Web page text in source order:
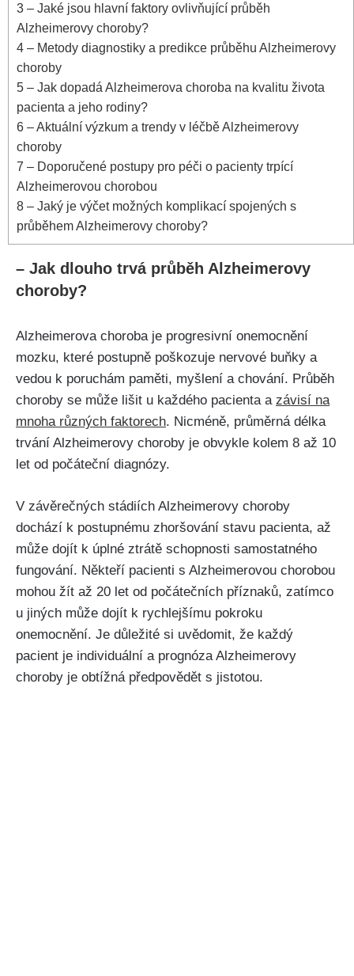
3 – Jaké jsou hlavní faktory ovlivňující průběh
Alzheimerovy choroby?
4 – Metody diagnostiky a predikce průběhu Alzheimerovy
choroby
5 – Jak dopadá Alzheimerova choroba na kvalitu života
pacienta a jeho rodiny?
6 – Aktuální výzkum a trendy v léčbě Alzheimerovy
choroby
7 – Doporučené postupy pro péči o pacienty trpící
Alzheimerovou chorobou
8 – Jaký je výčet možných komplikací spojených s
průběhem Alzheimerovy choroby?
– Jak dlouho trvá průběh Alzheimerovy
choroby?
Alzheimerova choroba je progresivní onemocnění
mozku, které postupně poškozuje nervové buňky a
vedou k poruchám paměti, myšlení a chování. Průběh
choroby se může lišit u každého pacienta a závisí na
mnoha různých faktorech. Nicméně, průměrná délka
trvání Alzheimerovy choroby je obvykle kolem 8 až 10
let od počáteční diagnózy.
V závěrečných stádiích Alzheimerovy choroby
dochází k postupnému zhoršování stavu pacienta, až
může dojít k úplné ztrátě schopnosti samostatného
fungování. Někteří pacienti s Alzheimerovou chorobou
mohou žít až 20 let od počátečních příznaků, zatímco
u jiných může dojít k rychlejšímu pokroku
onemocnění. Je důležité si uvědomit, že každý
pacient je individuální a prognóza Alzheimerovy
choroby je obtížná předpovědět s jistotou.